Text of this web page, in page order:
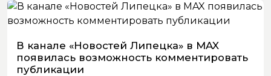
В канале «Новостей Липецка» в MAX
появилась возможность комментировать
публикации